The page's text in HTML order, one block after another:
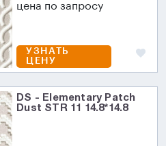
цена по запросу
УЗНАТЬ
ЦЕНУ
DS - Elementary Patch
Dust STR 11 14.8*14.8